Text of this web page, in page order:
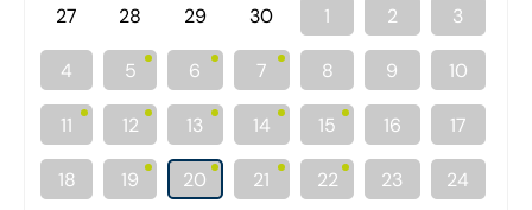
27 28 29 30 1 2 3
4 5 6 7 8 9 10
11 12 13 14 15 16 17
18 19 20 21 22 23 24